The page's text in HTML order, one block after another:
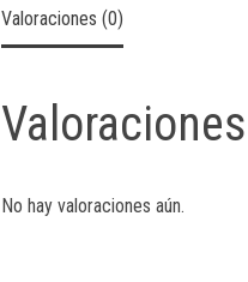
Valoraciones (0)
Valoraciones
No hay valoraciones aún.